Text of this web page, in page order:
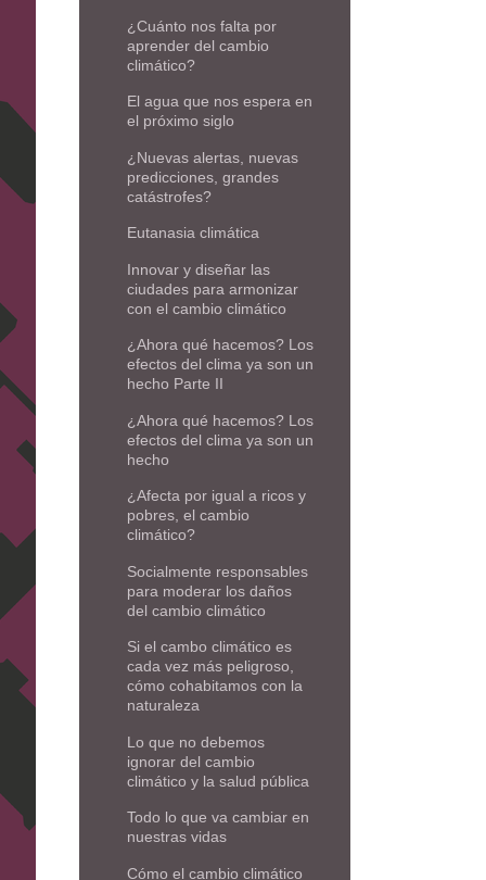
¿Cuánto nos falta por
aprender del cambio
climático?
El agua que nos espera en
el próximo siglo
¿Nuevas alertas, nuevas
predicciones, grandes
catástrofes?
Eutanasia climática
Innovar y diseñar las
ciudades para armonizar
con el cambio climático
¿Ahora qué hacemos? Los
efectos del clima ya son un
hecho Parte II
¿Ahora qué hacemos? Los
efectos del clima ya son un
hecho
¿Afecta por igual a ricos y
pobres, el cambio
climático?
Socialmente responsables
para moderar los daños
del cambio climático
Si el cambo climático es
cada vez más peligroso,
cómo cohabitamos con la
naturaleza
Lo que no debemos
ignorar del cambio
climático y la salud pública
Todo lo que va cambiar en
nuestras vidas
Cómo el cambio climático